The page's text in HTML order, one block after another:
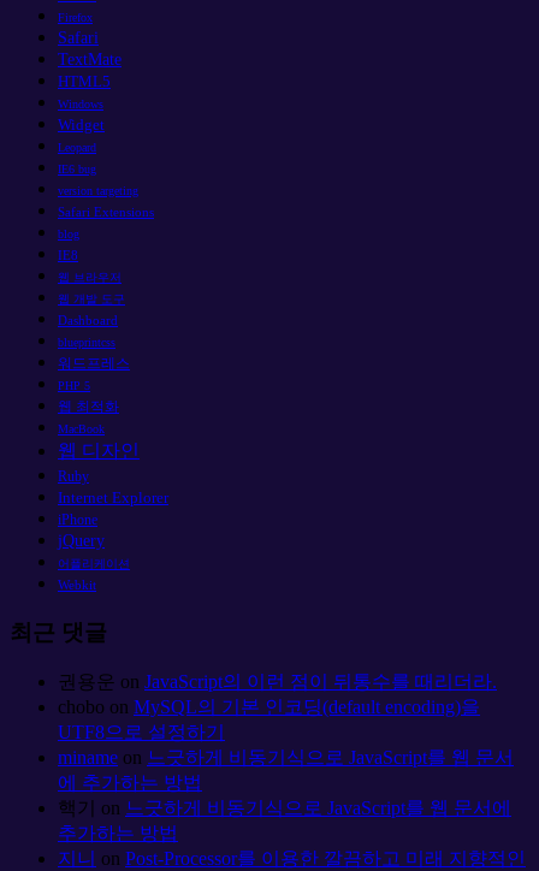
Firefox
Safari
TextMate
HTML5
Windows
Widget
Leopard
IE6 bug
version targeting
Safari Extensions
blog
IE8
웹 브라우저
웹 개발 도구
Dashboard
blueprintcss
워드프레스
PHP 5
웹 최적화
MacBook
웹 디자인
Ruby
Internet Explorer
iPhone
jQuery
어플리케이션
Webkit
최근 댓글
권용운 on JavaScript의 이런 점이 뒤통수를 때리더라.
chobo on MySQL의 기본 인코딩(default encoding)을
UTF8으로 설정하기
miname on 느긋하게 비동기식으로 JavaScript를 웹 문서
에 추가하는 방법
핵기
on 느긋하게 비동기식으로 JavaScript를 웹 문서에
추가하는 방법
지니 on Post-Processor를 이용한 깔끔하고 미래 지향적인